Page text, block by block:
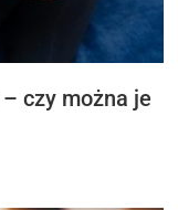
czy można je